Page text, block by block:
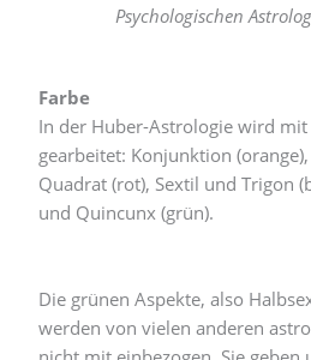
Psychologischen
Farbe
In der Huber-Astrologie wird
gearbeitet: Konjunktion
Quadrat (rot), Sextil und Trigon
und Quincunx (grün).
Die grünen Aspekte, also
werden von vielen anderen